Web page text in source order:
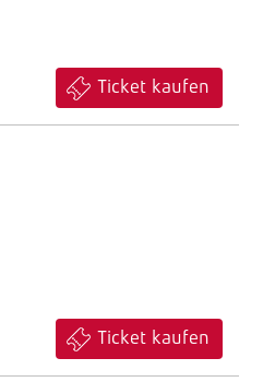
Ticket kaufen
Ticket kaufen